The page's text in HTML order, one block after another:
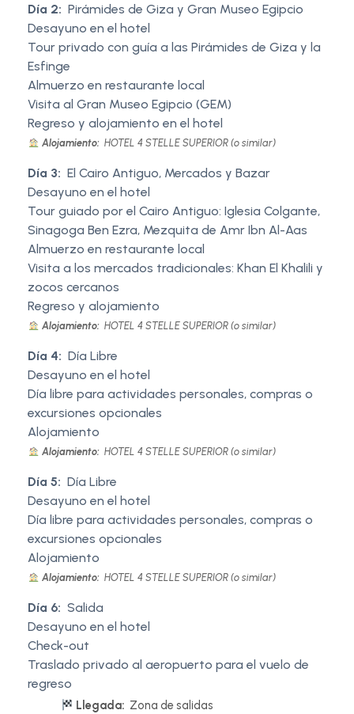
Día 2: Pirámides de Giza y Gran Museo Egipcio
Desayuno en el hotel
Tour privado con guía a las Pirámides de Giza y la
Esfinge
Almuerzo en restaurante local
Visita al Gran Museo Egipcio (GEM)
Regreso y alojamiento en el hotel
Alojamiento: HOTEL 4 STELLE SUPERIOR (o similar)
Día 3: El Cairo Antiguo, Mercados y Bazar
Desayuno en el hotel
Tour guiado por el Cairo Antiguo: Iglesia Colgante,
Sinagoga Ben Ezra, Mezquita de Amr Ibn Al-Aas
Almuerzo en restaurante local
Visita a los mercados tradicionales: Khan El Khalili y
zocos cercanos
Regreso y alojamiento
Alojamiento: HOTEL 4 STELLE SUPERIOR (o similar)
Día 4: Día Libre
Desayuno en el hotel
Día libre para actividades personales, compras o
excursiones opcionales
Alojamiento
Alojamiento: HOTEL 4 STELLE SUPERIOR (o similar)
Día 5: Día Libre
Desayuno en el hotel
Día libre para actividades personales, compras o
excursiones opcionales
Alojamiento
Alojamiento: HOTEL 4 STELLE SUPERIOR (o similar)
Día 6: Salida
Desayuno en el hotel
Check-out
Traslado privado al aeropuerto para el vuelo de
regreso
Llegada: Zona de salidas